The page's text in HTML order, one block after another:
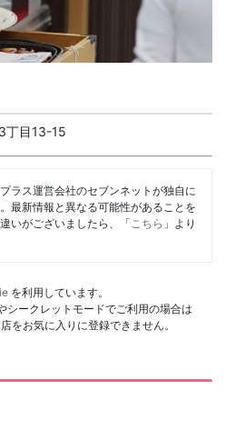
丁目13-15
ラス運営会社のセブンネットが独自に
最新情報と異なる可能性があることを
いがございましたら、「 こちら 」より
を利用しています。
シークレットモードでご利用の場合は
をお気に入りに登録できません。